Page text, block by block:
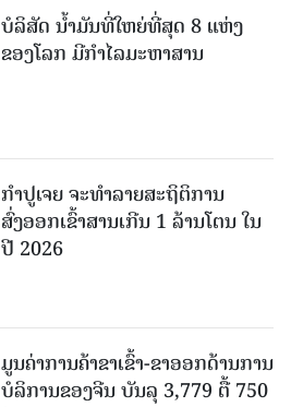
ບໍລິສັດ ນ້ຳມັນທີ່ໃຫຍ່ທີ່ສຸດ 8 ແຫ່ງ
ຂອງໂລກ ມີກຳໄລມະຫາສານ
ກຳປູເຈຍ ຈະທຳລາຍສະຖິຕິການ
ສົ່ງອອກເຂົ້າສານເກີນ 1 ລ້ານໂຕນ ໃນ
ປີ 2026
ມູນຄ່າການຄ້າຂາເຂົ້າ-ຂາອອກດ້ານການ
ບໍລິການຂອງຈີນ ບັນລຸ 3,779 ຕື້ 750